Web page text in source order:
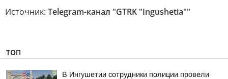
Источник: Telegram-канал "GTRK "Ingushetia""
ТОП
В Ингушетии сотрудники полиции провели